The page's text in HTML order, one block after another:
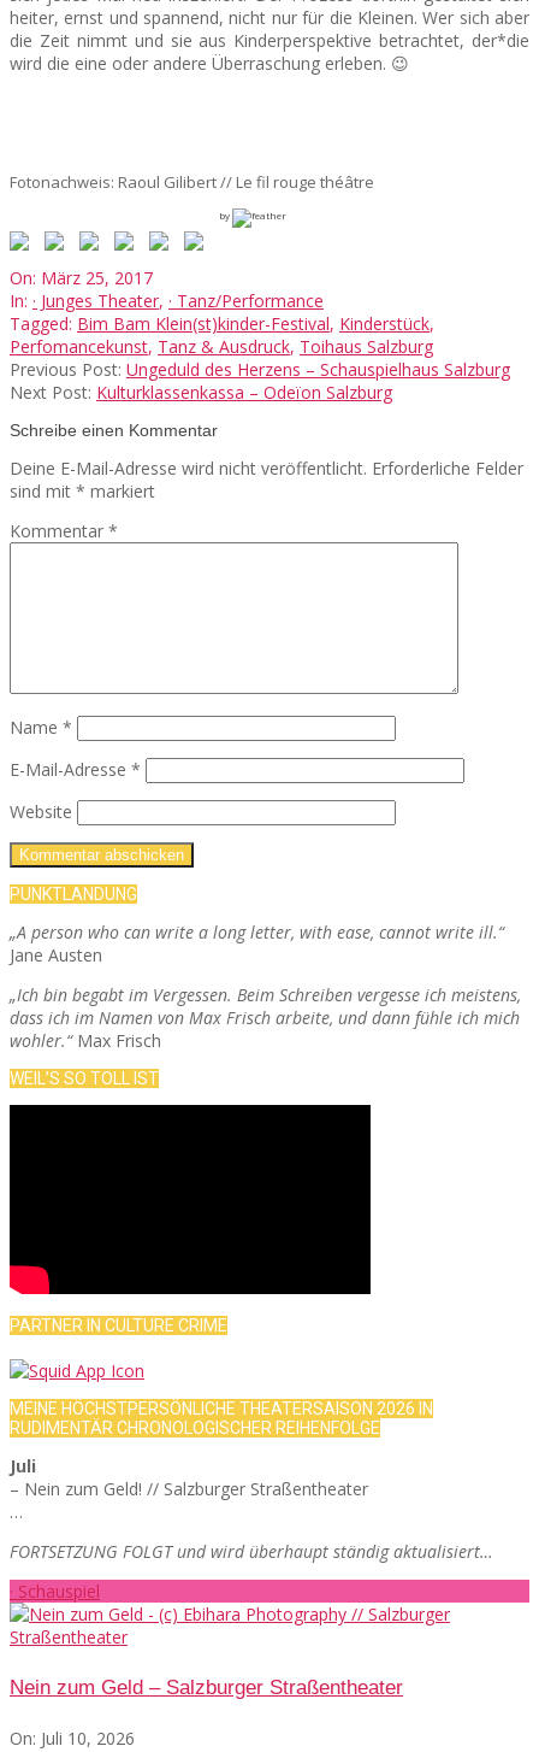
heiter, ernst und spannend, nicht nur für die Kleinen. Wer sich aber
die Zeit nimmt und sie aus Kinderperspektive betrachtet, der*die
wird die eine oder andere Überraschung erleben. 😉
Fotonachweis: Raoul Gilibert // Le fil rouge théâtre
by
2017-
03-
25
On: März 25, 2017
In: · Junges Theater, · Tanz/Performance
Tagged: Bim Bam Klein(st)kinder-Festival, Kinderstück,
Perfomancekunst, Tanz & Ausdruck, Toihaus Salzburg
Previous Post: Ungeduld des Herzens – Schauspielhaus Salzburg
Next Post: Kulturklassenkassa – Odeïon Salzburg
Schreibe einen Kommentar
Deine E-Mail-Adresse wird nicht veröffentlicht. Erforderliche Felder
sind mit * markiert
Kommentar *
Name *
E-Mail-Adresse *
Website
PUNKTLANDUNG
„A person who can write a long letter, with ease, cannot write ill.“
Jane Austen
„Ich bin begabt im Vergessen. Beim Schreiben vergesse ich meistens,
dass ich im Namen von Max Frisch arbeite, und dann fühle ich mich
wohler.“Max Frisch
WEIL’S SO TOLL IST
PARTNER IN CULTURE CRIME
MEINE HÖCHSTPERSÖNLICHE THEATERSAISON 2026 IN
RUDIMENTÄR CHRONOLOGISCHER REIHENFOLGE
Juli
– Nein zum Geld! // Salzburger Straßentheater
…
FORTSETZUNG FOLGT und wird überhaupt ständig aktualisiert…
· Schauspiel
Nein zum Geld – Salzburger Straßentheater
On: Juli 10, 2026